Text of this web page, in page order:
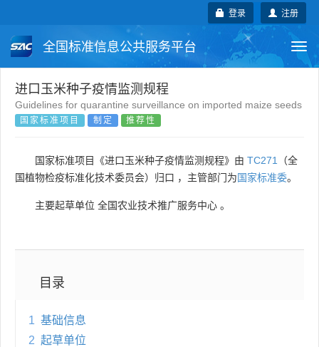
注册
登录
全国标准信息公共服务平台
国家标准 行业标准
团体标准 企业标准
国外标准 技术委员会
进口玉米种子疫情监测规程
Guidelines for quarantine surveillance on imported maize seeds
国家标准项目 制定 推荐性
国家标准项目《进口玉米种子疫情监测规程》由 TC271
（全
国植物检疫标准化技术委员会）归口 ，主管部门为国家标准委。
主要起草单位 全国农业技术推广服务中心 。
目录
1 基础信息
2 起草单位